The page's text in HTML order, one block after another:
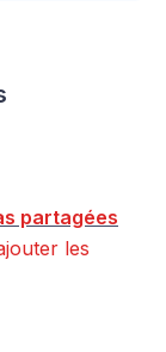
partagées
les